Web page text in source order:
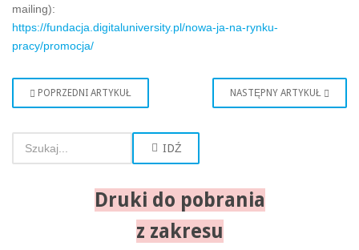
mailing):
https://fundacja.digitaluniversity.pl/nowa-ja-na-rynku-
pracy/promocja/
POPRZEDNI ARTYKUŁ NASTĘPNY ARTYKUŁ
IDŹ
Druki do pobrania
z zakresu